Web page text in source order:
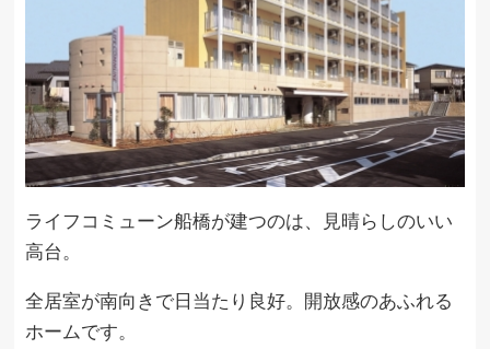
ライフコミューン船橋が建つのは、見晴らしのいい
高台。
全居室が南向きで日当たり良好。開放感のあふれる
ホームです。